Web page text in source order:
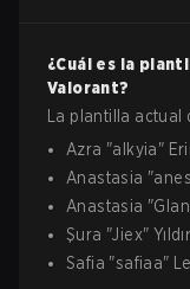
¿Cuál es la
Valorant?
La plantilla actual
Azra "alkyia"
Anastasia "
Anastasia "
Şura "Jiex"
Safia "safiaa"